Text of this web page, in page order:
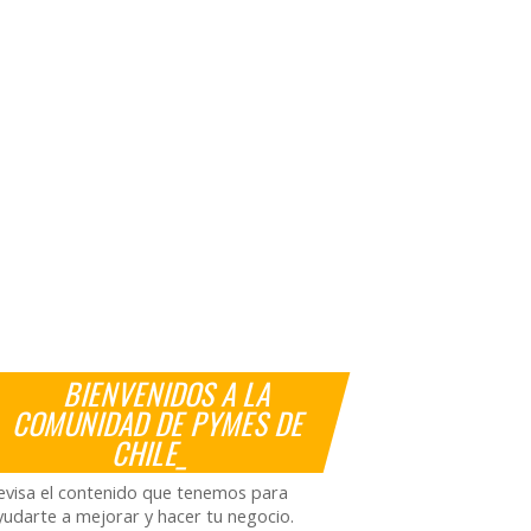
BIENVENIDOS A LA
COMUNIDAD DE PYMES DE
CHILE_
el contenido que tenemos para
a mejorar y hacer tu negocio.